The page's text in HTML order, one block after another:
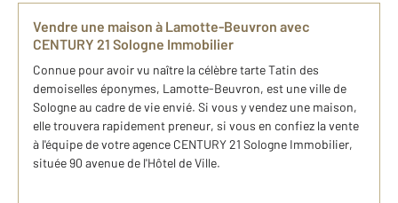
Vendre une maison à Lamotte-Beuvron avec
CENTURY 21 Sologne Immobilier
Connue pour avoir vu naître la célèbre tarte Tatin des
demoiselles éponymes, Lamotte-Beuvron, est une ville de
Sologne au cadre de vie envié. Si vous y vendez une maison,
elle trouvera rapidement preneur, si vous en confiez la vente
à l'équipe de votre agence CENTURY 21 Sologne Immobilier,
située 90 avenue de l'Hôtel de Ville.